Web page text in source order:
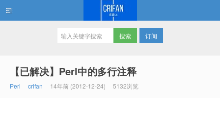
订阅
【已解决】Perl中的多行注释
Perl crifan 14年前 (2012-12-24) 5132浏览